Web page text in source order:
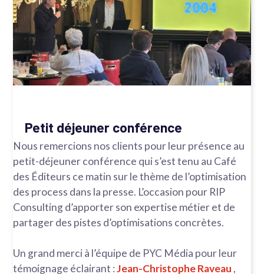
Petit déjeuner conférence
Nous remercions nos clients pour leur présence au
petit-déjeuner conférence qui s’est tenu au Café
des Éditeurs ce matin sur le thème de l’optimisation
des process dans la presse. L’occasion pour RIP
Consulting d’apporter son expertise métier et de
partager des pistes d’optimisations concrètes.
Un grand merci à l’équipe de PYC Média pour leur
témoignage éclairant :Jean-Christophe Raveau ,